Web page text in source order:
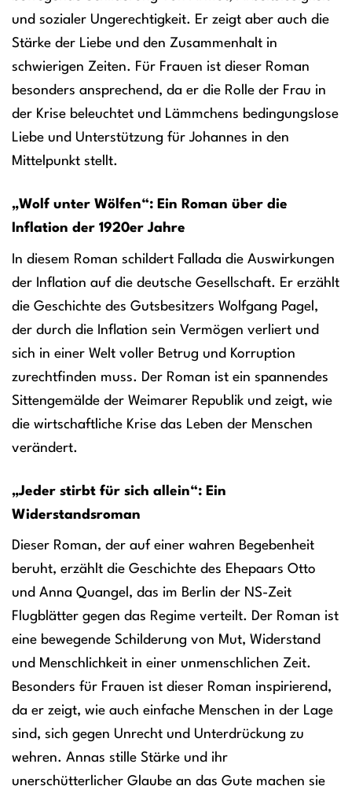
und sozialer Ungerechtigkeit. Er zeigt aber auch die
Stärke der Liebe und den Zusammenhalt in
schwierigen Zeiten. Für Frauen ist dieser Roman
besonders ansprechend, da er die Rolle der Frau in
der Krise beleuchtet und Lämmchens bedingungslose
Liebe und Unterstützung für Johannes in den
Mittelpunkt stellt.
„Wolf unter Wölfen“: Ein Roman über die
Inflation der 1920er Jahre
In diesem Roman schildert Fallada die Auswirkungen
der Inflation auf die deutsche Gesellschaft. Er erzählt
die Geschichte des Gutsbesitzers Wolfgang Pagel,
der durch die Inflation sein Vermögen verliert und
sich in einer Welt voller Betrug und Korruption
zurechtfinden muss. Der Roman ist ein spannendes
Sittengemälde der Weimarer Republik und zeigt, wie
die wirtschaftliche Krise das Leben der Menschen
verändert.
„Jeder stirbt für sich allein“: Ein
Widerstandsroman
Dieser Roman, der auf einer wahren Begebenheit
beruht, erzählt die Geschichte des Ehepaars Otto
und Anna Quangel, das im Berlin der NS-Zeit
Flugblätter gegen das Regime verteilt. Der Roman ist
eine bewegende Schilderung von Mut, Widerstand
und Menschlichkeit in einer unmenschlichen Zeit.
Besonders für Frauen ist dieser Roman inspirierend,
da er zeigt, wie auch einfache Menschen in der Lage
sind, sich gegen Unrecht und Unterdrückung zu
wehren. Annas stille Stärke und ihr
unerschütterlicher Glaube an das Gute machen sie